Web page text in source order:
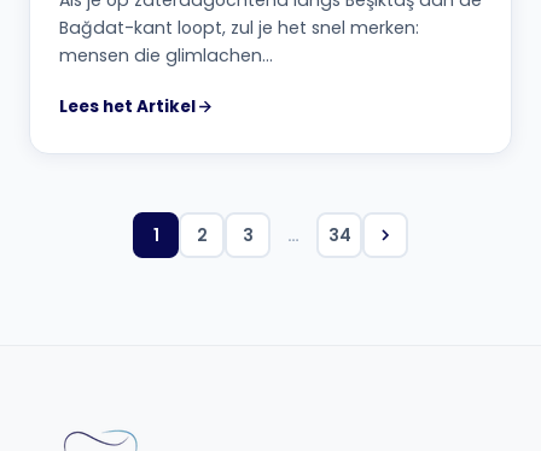
Bağdat-kant loopt, zul je het snel merken:
mensen die glimlachen…
Lees het Artikel
1 2 3 … 34